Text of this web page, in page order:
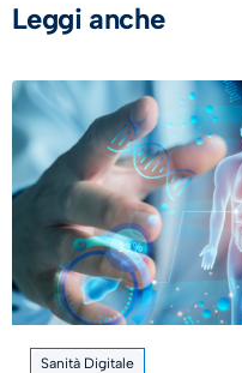
Leggi anche
Sanità Digitale